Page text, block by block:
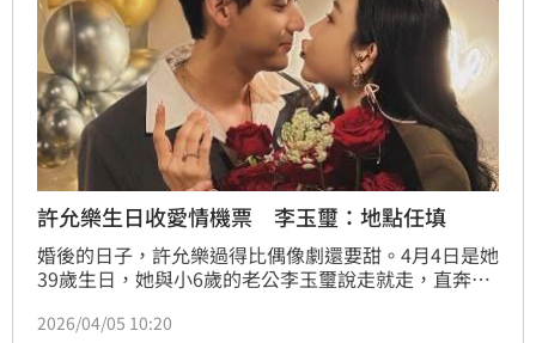
許允樂生日收愛情機票 李玉璽：地點任填
婚後的日子，許允樂過得比偶像劇還要甜。4月4日是她
39歲生日，她與小6歲的老公李玉璽說走就走，直奔台
一份讓網友都融化的生日驚喜。
2026/04/05 10:20